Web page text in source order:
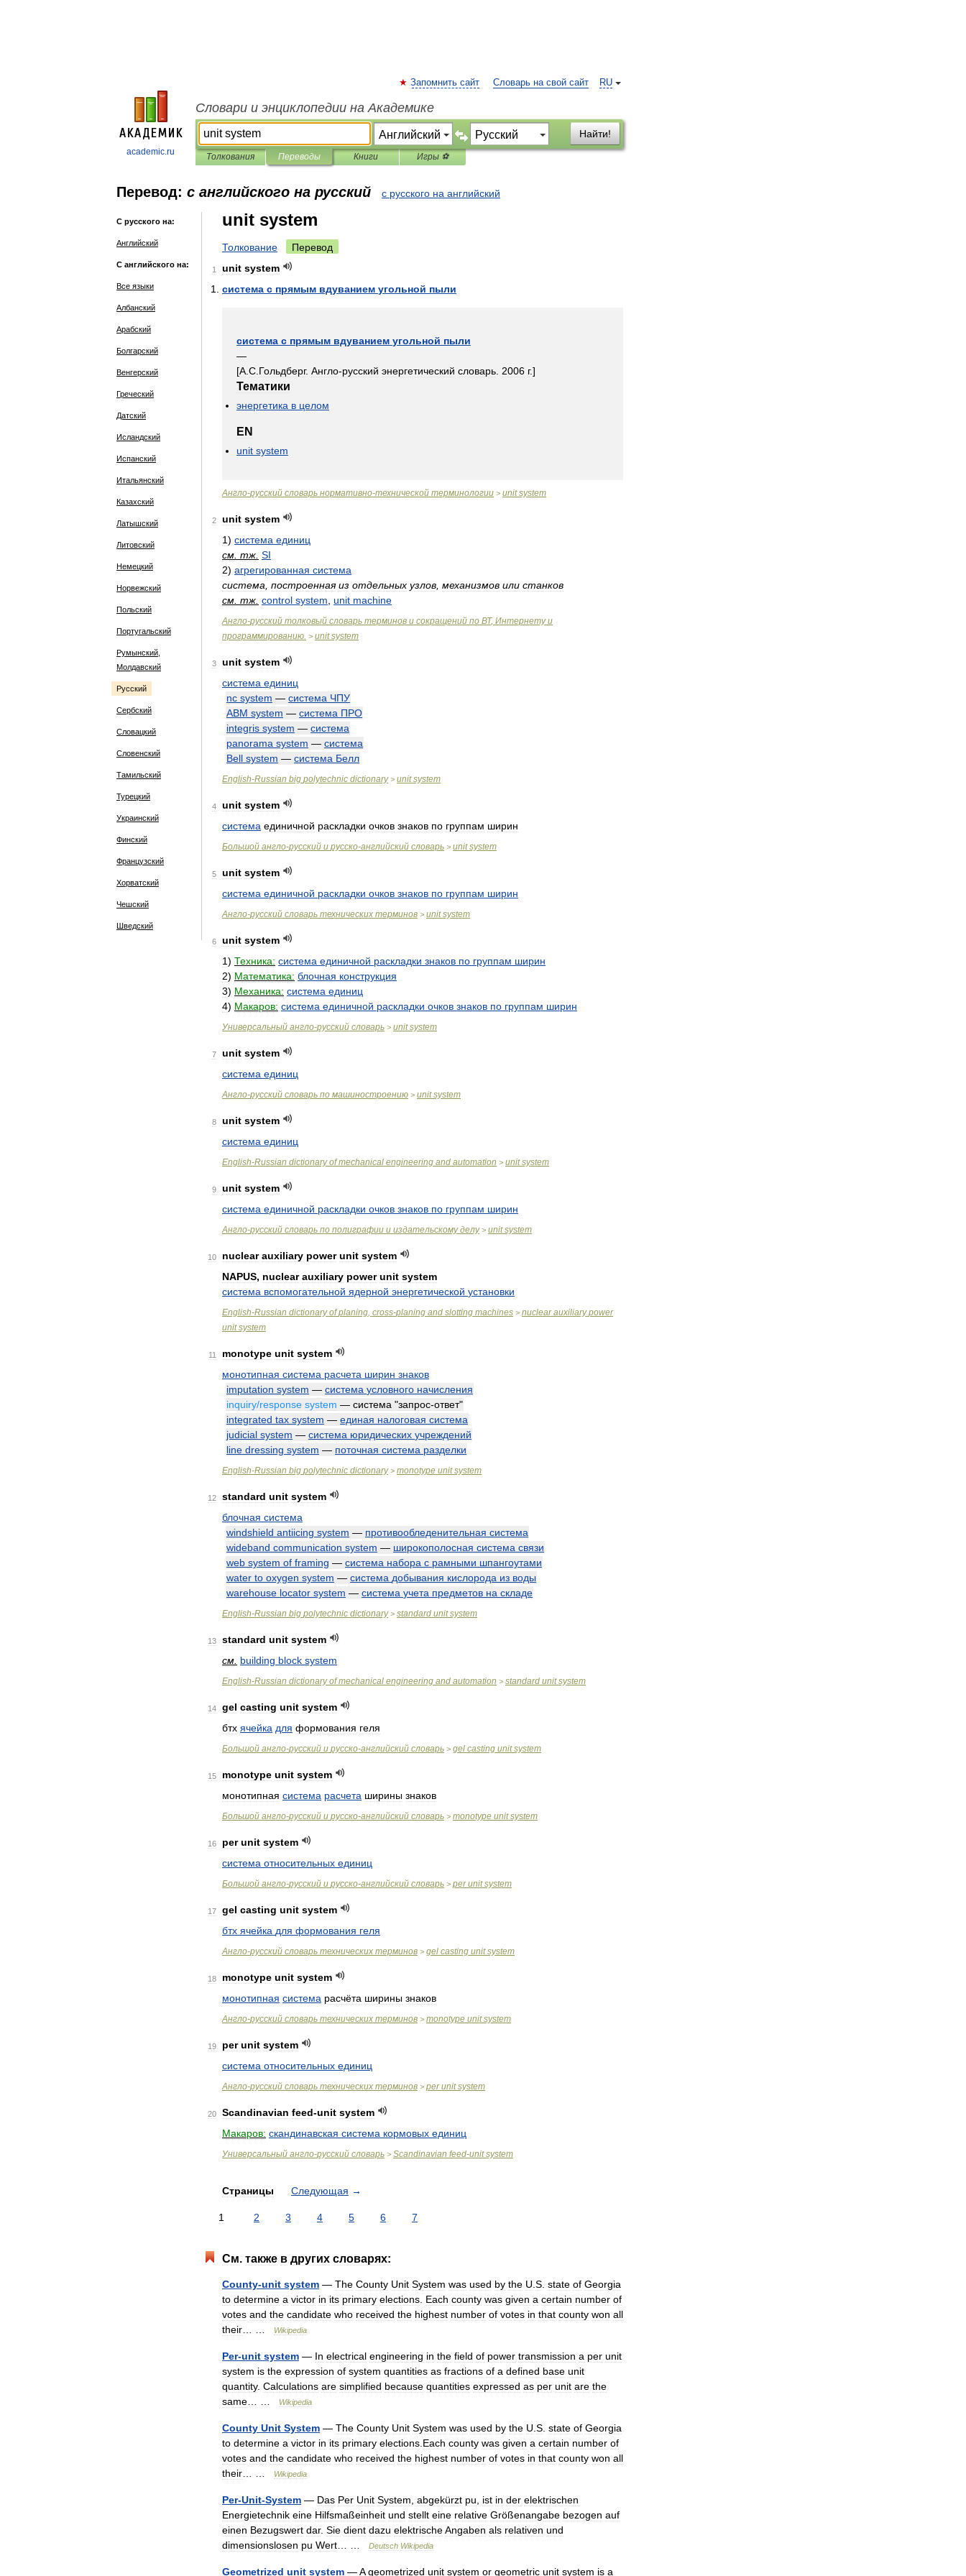
academic.ru
RU
Запомнить сайт Словарь на свой сайт
Словари и энциклопедии на Академике
Найти!
Толкования Переводы Книги Игры ⚽
Перевод: с английского на русский с русского на английский
С русского на:
Английский
С английского на:
Все языки
Албанский
Арабский
Болгарский
Венгерский
Греческий
Датский
Исландский
Испанский
Итальянский
Казахский
Латышский
Литовский
Немецкий
Норвежский
Польский
Португальский
Румынский,
Молдавский
Русский
Сербский
Словацкий
Словенский
Тамильский
Турецкий
Украинский
Финский
Французский
Хорватский
Чешский
Шведский
unit system
Толкование Перевод
1 unit system
система с прямым вдуванием угольной пыли
система с прямым вдуванием угольной пыли
—
[А С Гольдберг. Англо-русский энергетический словарь 2006 г.]
Тематики
энергетика в целом
EN
unit system
Англо-русский словарь нормативно-технической терминологии > unit system
2 unit system
1) система единиц
см тж SI
2) агрегированная система
система построенная из отдельных узлов механизмов или станков
см тж control system unit machine
Англо-русский толковый словарь терминов и сокращений по ВТ, Интернету и
программированию. > unit system
3 unit system
система единиц
nc system — система ЧПУ
ABM system — система ПРО
integris system — система
panorama system — система
Bell system — система Белл
English-Russian big polytechnic dictionary> unit system
4 unit system
система единичной раскладки очков знаков по группам ширин
Большой англо-русский и русско-английский словарь > unit system
5 unit system
система единичной раскладки очков знаков по группам ширин
Англо-русский словарь технических терминов > unit system
6 unit system
1) Техника: система единичной раскладки знаков по группам ширин
2) Математика: блочная конструкция
3) Механика: система единиц
4) Макаров: система единичной раскладки очков знаков по группам ширин
Универсальный англо-русский словарь > unit system
7 unit system
система единиц
Англо-русский словарь по машиностроению > unit system
8 unit system
система единиц
English-Russian dictionary of mechanical engineering and automation > unit system
9 unit system
система единичной раскладки очков знаков по группам ширин
Англо-русский словарь по полиграфии и издательскому делу> unit system
10 nuclear auxiliary power unit system
NAPUS, nuclear auxiliary power unit system
система вспомогательной ядерной энергетической установки
English-Russian dictionary of planing, cross-planing and slotting machines > nuclear auxiliary power
unit system
11 monotype unit system
монотипная система расчета ширин знаков
imputation system — система условного начисления
inquiry/response system — система "запрос-ответ"
integrated tax system — единая налоговая система
judicial system — система юридических учреждений
line dressing system — поточная система разделки
English-Russian big polytechnic dictionary> monotype unit system
12 standard unit system
блочная система
windshield antiicing system — противообледенительная система
wideband communication system — широкополосная система связи
web system of framing — система набора с рамными шпангоутами
water to oxygen system — система добывания кислорода из воды
warehouse locator system — система учета предметов на складе
English-Russian big polytechnic dictionary> standard unit system
13 standard unit system
см building block system
English-Russian dictionary of mechanical engineering and automation > standard unit system
14 gel casting unit system
бтх ячейка для формования геля
Большой англо-русский и русско-английский словарь > gel casting unit system
15 monotype unit system
монотипная система расчета ширины знаков
Большой англо-русский и русско-английский словарь > monotype unit system
16 per unit system
система относительных единиц
Большой англо-русский и русско-английский словарь > per unit system
17 gel casting unit system
бтх ячейка для формования геля
Англо-русский словарь технических терминов > gel casting unit system
18 monotype unit system
монотипная система расчёта ширины знаков
Англо-русский словарь технических терминов > monotype unit system
19 per unit system
система относительных единиц
Англо-русский словарь технических терминов > per unit system
20 Scandinavian feed-unit system
Макаров: скандинавская система кормовых единиц
Универсальный англо-русский словарь > Scandinavian feed-unit system
Страницы Следующая →
1 2 3 4 5 6 7
См. также в других словарях:
County-unit system — The County Unit System was used by the U S state of Georgia
to determine a victor in its primary elections Each county was given a certain number of
votes and the candidate who received the highest number of votes in that county won all
their
Wikipedia
Per-unit system — In electrical engineering in the field of power transmission a per unit
system is the expression of system quantities as fractions of a defined base unit
quantity. Calculations are simplified because quantities expressed as per unit are the
same
Wikipedia
County Unit System — The County Unit System was used by the U S state of Georgia
to determine a victor in its primary elections Each county was given a certain number of
votes and the candidate who received the highest number of votes in that county won all
their
Wikipedia
Per-Unit-System — Das Per Unit System abgekürzt pu ist in der elektrischen
Energietechnik eine Hilfsmaßeinheit und stellt eine relative Größenangabe bezogen auf
einen Bezugswert dar. Sie dient dazu elektrischeAngaben als relativen und
dimensionslosen pu Wert Deutsch Wikipedia
Geometrized unit system —A geometrized unit system or geometric unit system is a